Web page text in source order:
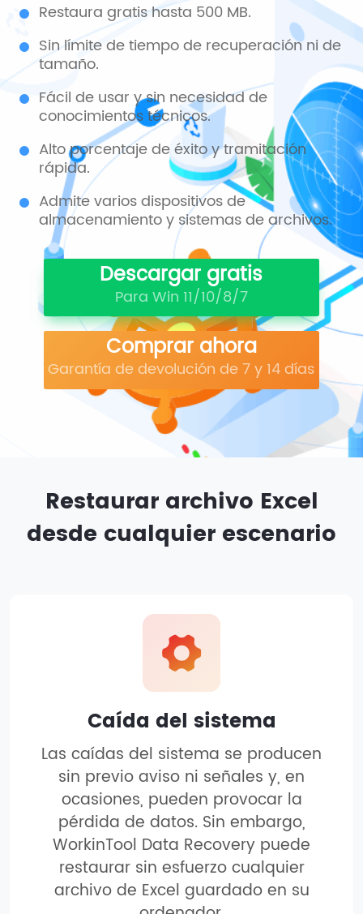
Restaura gratis hasta 500 MB.
Sin límite de tiempo de recuperación ni de
tamaño.
Fácil de usar y sin necesidad de
conocimientos técnicos.
Alto porcentaje de éxito y tramitación
rápida.
Admite varios dispositivos de
almacenamiento y sistemas de archivos.
Descargar gratis
Para Win 11/10/8/7
Comprar ahora
Garantía de devolución de 7 y 14 días
Restaurar archivo Excel
desde cualquier escenario
Caída del sistema
Las caídas del sistema se producen
sin previo aviso ni señales y, en
ocasiones, pueden provocar la
pérdida de datos. Sin embargo,
WorkinTool Data Recovery puede
restaurar sin esfuerzo cualquier
archivo de Excel guardado en su